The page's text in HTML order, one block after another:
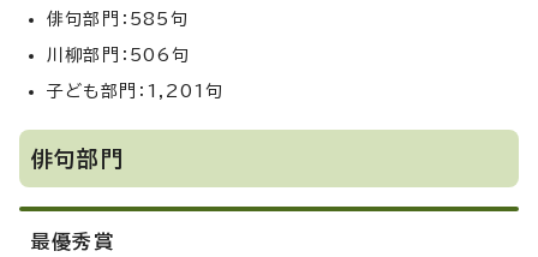
俳句部門：585句
川柳部門：506句
子ども部門：1,201句
俳句部門
最優秀賞